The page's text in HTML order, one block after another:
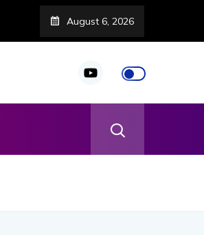
à Touba
August 6, 2026